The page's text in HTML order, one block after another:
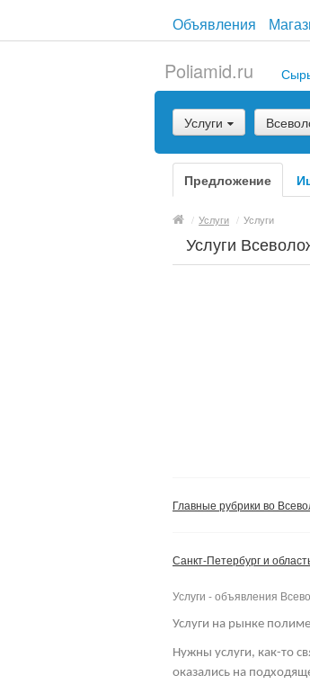
Объявления
Poliamid.ru
Услуги
Предложение
/ Услуги / Услуги
Услуги
Главные рубрики во
Санкт-Петербург и
Услуги - объявления
Услуги на рынке
Нужны услуги, как-то
оказались на